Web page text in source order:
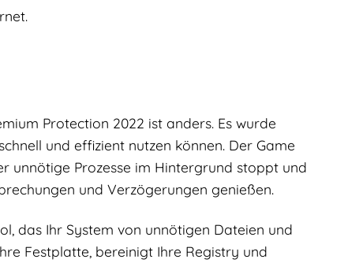
Protection 2022 ist anders. Es wurde
und effizient nutzen können. Der Game
unnötige Prozesse im Hintergrund stoppt und
und Verzögerungen genießen.
das Ihr System von unnötigen Dateien und
Festplatte, bereinigt Ihre Registry und